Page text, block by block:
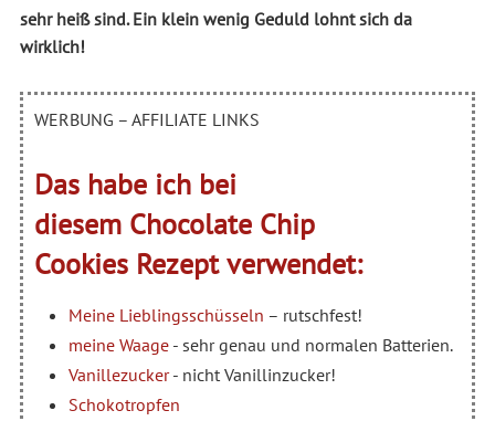
sehr heiß sind. Ein klein wenig Geduld lohnt sich da
wirklich!
WERBUNG – AFFILIATE LINKS
Das habe ich bei
diesem Chocolate Chip
Cookies Rezept verwendet:
Meine Lieblingsschüsseln – rutschfest!
meine Waage- sehr genau und normalen Batterien.
Vanillezucker- nicht Vanillinzucker!
Schokotropfen